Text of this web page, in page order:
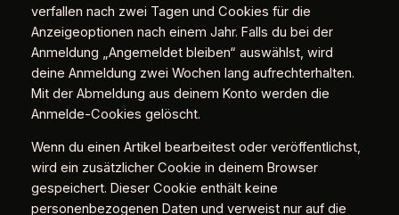
verfallen nach zwei Tagen und Cookies für die
Anzeigeoptionen nach einem Jahr. Falls du bei der
Anmeldung „Angemeldet bleiben“ auswählst, wird
deine Anmeldung zwei Wochen lang aufrechterhalten.
Mit der Abmeldung aus deinem Konto werden die
Anmelde-Cookies gelöscht.
Wenn du einen Artikel bearbeitest oder veröffentlichst,
wird ein zusätzlicher Cookie in deinem Browser
gespeichert. Dieser Cookie enthält keine
personenbezogenen Daten und verweist nur auf die